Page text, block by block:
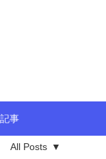
記事
All Posts